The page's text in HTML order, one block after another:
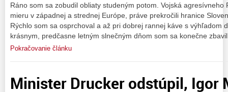
Ráno som sa zobudil obliaty studeným potom. Vojská
mieru v západnej a strednej Európe, práve prekročili hranice
Rýchlo som sa osprchoval a až pri dobrej rannej káve s výhľadom
krásnym, predčasne letným slnečným dňom som sa konečne
Pokračovanie článku
Minister Drucker odstúpil, Igor